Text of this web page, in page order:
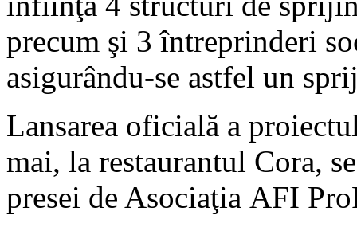
precum şi 3 întreprinderi
asigurându-se astfel un
Lansarea oficială a
mai, la restaurantul Cora,
presei de Asociaţia AFI